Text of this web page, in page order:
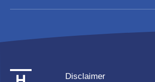
Disclaimer